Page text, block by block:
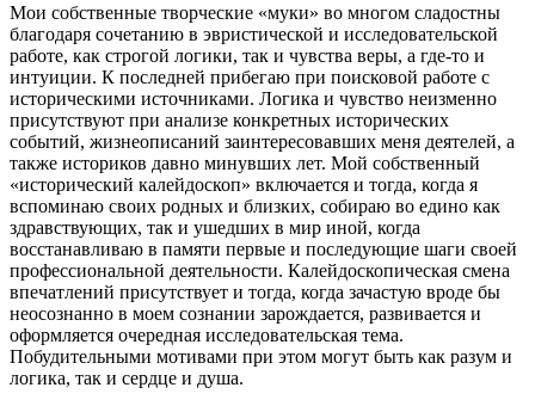
Мои собственные творческие «муки» во многом сладостны
благодаря сочетанию в эвристической и исследовательской
работе, как строгой логики, так и чувства веры, а где-то и
интуиции. К последней прибегаю при поисковой работе с
историческими источниками. Логика и чувство неизменно
присутствуют при анализе конкретных исторических
событий, жизнеописаний заинтересовавших меня деятелей, а
также историков давно минувших лет. Мой собственный
«исторический калейдоскоп» включается и тогда, когда я
вспоминаю своих родных и близких, собираю во едино как
здравствующих, так и ушедших в мир иной, когда
восстанавливаю в памяти первые и последующие шаги своей
профессиональной деятельности. Калейдоскопическая смена
впечатлений присутствует и тогда, когда зачастую вроде бы
неосознанно в моем сознании зарождается, развивается и
оформляется очередная исследовательская тема.
Побудительными мотивами при этом могут быть как разум и
логика, так и сердце и душа.